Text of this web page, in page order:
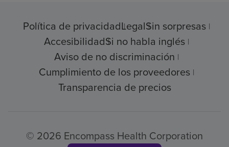
Política de privacidadLegalSin sorpresas
AccesibilidadSi no habla inglés
Aviso de no discriminación
Cumplimiento de los proveedores
Transparencia de precios
© 2026 Encompass Health Corporation